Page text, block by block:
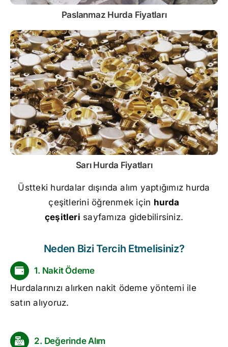
Paslanmaz Hurda Fiyatları
Sarı Hurda Fiyatları
Üstteki hurdalar dışında alım yaptığımız hurda
çeşitlerini öğrenmek için hurda
çeşitleri sayfamıza gidebilirsiniz.
Neden Bizi Tercih Etmelisiniz?
1. Nakit Ödeme
Hurdalarınızı alırken nakit ödeme yöntemi ile
satın alıyoruz.
2. Değerinde Alım